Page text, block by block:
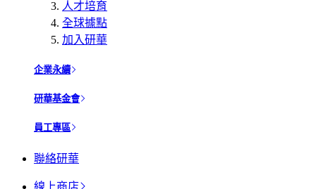
人才培育
全球據點
加入研華
企業永續
研華基金會
員工專區
聯絡研華